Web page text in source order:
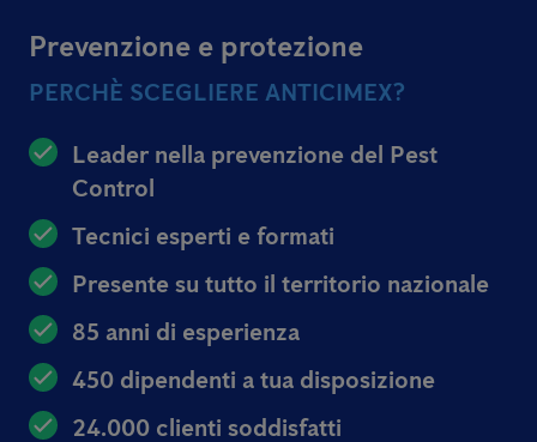
Prevenzione e protezione
PERCHÈ SCEGLIERE ANTICIMEX?
Leader nella prevenzione del Pest
Control
Tecnici esperti e formati
Presente su tutto il territorio nazionale
85 anni di esperienza
450 dipendenti a tua disposizione
24.000 clienti soddisfatti